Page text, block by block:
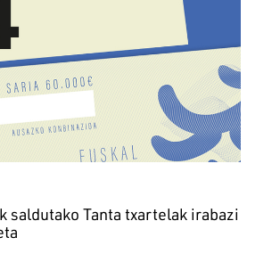
saldutako Tanta txartelak irabazi